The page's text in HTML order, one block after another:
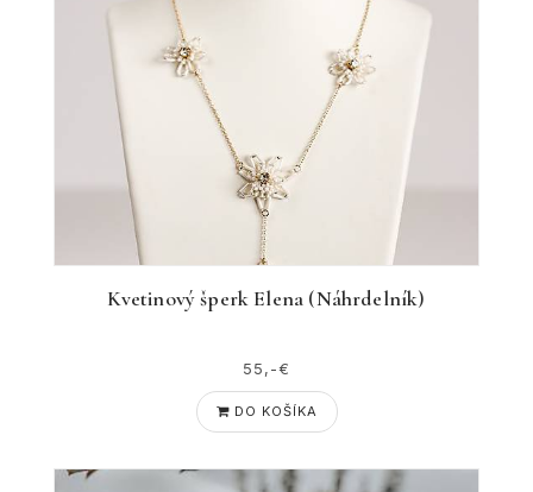
Kvetinový šperk Elena (Náhrdelník)
55,-€
DO KOŠÍKA